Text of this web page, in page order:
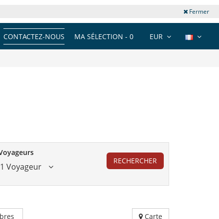
Fermer
EUR
MA SÉLECTION - 0
CONTACTEZ-NOUS
1 Voyageur
RECHERCHER
Carte